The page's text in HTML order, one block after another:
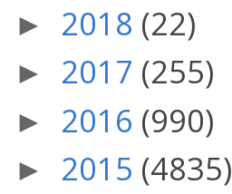
► 2018 (22)
► 2017 (255)
► 2016 (990)
► 2015 (4835)